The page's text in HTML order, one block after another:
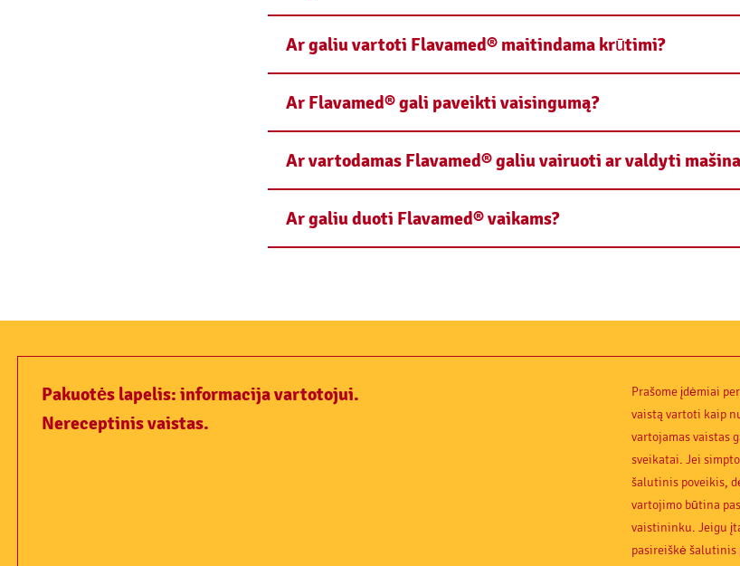
Ar galiu vartoti Flavamed® maitindama krūtimi?
Ar Flavamed® gali paveikti vaisingumą?
Ar vartodamas Flavamed® galiu vairuoti ar valdyti
Ar galiu duoti Flavamed® vaikams?
Pakuotės lapelis: informacija vartotojui.
Nereceptinis vaistas.
Prašome įdėmiai
vaistą vartoti kaip
vartojamas vaistas
sveikatai. Jei
šalutinis poveikis,
vartojimo būtina
vaistininku. Jeigu
pasireiškė šalutinis